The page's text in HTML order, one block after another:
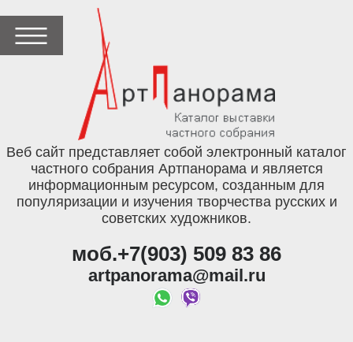
Веб сайт представляет собой электронный каталог
частного собрания Артпанорама и является
информационным ресурсом, созданным для
популяризации и изучения творчества русских и
советских художников.
моб.+7(903) 509 83 86
artpanorama@mail.ru